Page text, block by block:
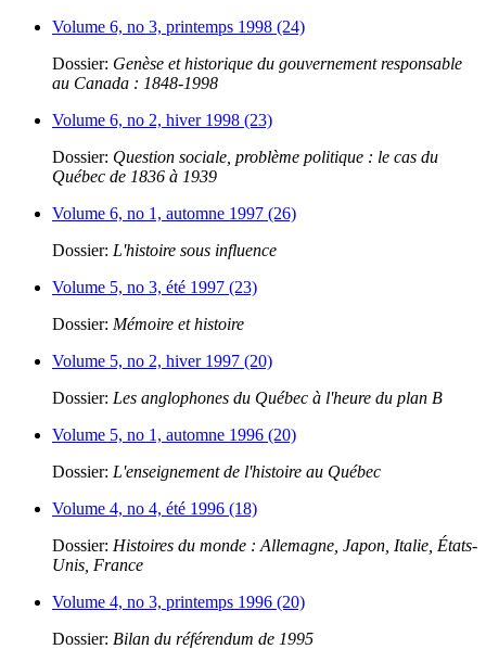
Volume 6, no 3, printemps 1998 (24)
Dossier: Genèse et historique du gouvernement responsable
au Canada : 1848-1998
Volume 6, no 2, hiver 1998 (23)
Dossier: Question sociale, problème politique : le cas du
Québec de 1836 à 1939
Volume 6, no 1, automne 1997 (26)
Dossier: L'histoire sous influence
Volume 5, no 3, été 1997 (23)
Dossier: Mémoire et histoire
Volume 5, no 2, hiver 1997 (20)
Dossier: Les anglophones du Québec à l'heure du plan B
Volume 5, no 1, automne 1996 (20)
Dossier: L'enseignement de l'histoire au Québec
Volume 4, no 4, été 1996 (18)
Dossier: Histoires du monde : Allemagne, Japon, Italie, États-
Unis, France
Volume 4, no 3, printemps 1996 (20)
Dossier: Bilan du référendum de 1995